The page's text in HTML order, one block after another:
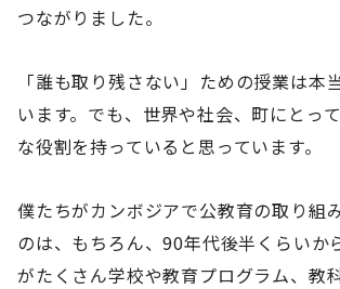
つながりました。
「誰も取り残さない」ための授業は本
います。でも、世界や社会、町にとっ
な役割を持っていると思っています。
僕たちがカンボジアで公教育の取り組
のは、もちろん、90年代後半くらいか
がたくさん学校や教育プログラム、教